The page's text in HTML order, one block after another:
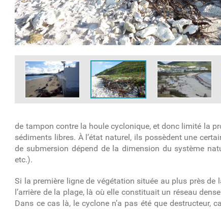
de tampon contre la houle cyclonique, et donc limité la
sédiments libres. À l’état naturel, ils possèdent une
de submersion dépend de la dimension du système
etc.).
Si la première ligne de végétation située au plus près
l’arrière de la plage, là où elle constituait un réseau
Dans ce cas là, le cyclone n’a pas été que destructeur,